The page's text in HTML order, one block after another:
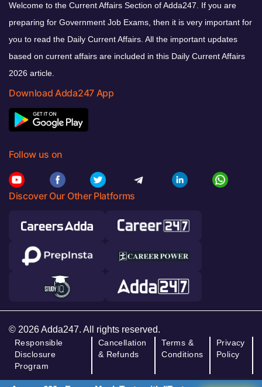
Welcome to the Current Affairs Section of Adda247. If you are
preparing for Government Job Exams, then it is very important for
you to read the Daily Current Affairs. All the important updates
based on current affairs are included in this Daily Current Affairs
2026 article.
Download Adda247 App
Follow us on
Discover Our Other Platforms
© 2026 Adda247. All rights reserved.
Responsible
Disclosure
Program
Cancellation
& Refunds
Terms &
Conditions
Privacy
Policy